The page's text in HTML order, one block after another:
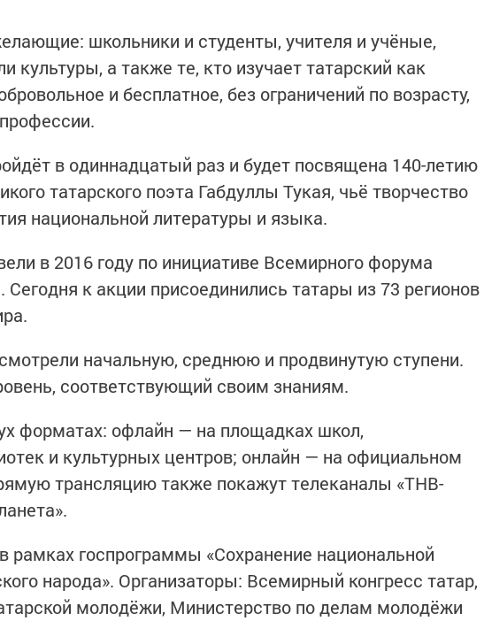
школьники и студенты, учителя и учёные,
культуры, а также те, кто изучает татарский как
и бесплатное, без ограничений по возрасту,
в одиннадцатый раз и будет посвящена 140-летию
татарского поэта Габдуллы Тукая, чьё творчество
национальной литературы и языка.
в 2016 году по инициативе Всемирного форума
к акции присоединились татары из 73 регионов
начальную, среднюю и продвинутую ступени.
соответствующий своим знаниям.
форматах: офлайн — на площадках школ,
и культурных центров; онлайн — на официальном
трансляцию также покажут телеканалы «ТНВ-
рамках госпрограммы «Сохранение национальной
народа». Организаторы: Всемирный конгресс татар,
молодёжи, Министерство по делам молодёжи